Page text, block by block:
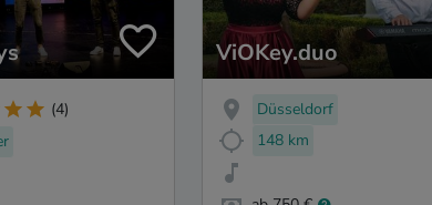
(4)
ViOKey.duo
Düsseldorf
148 km